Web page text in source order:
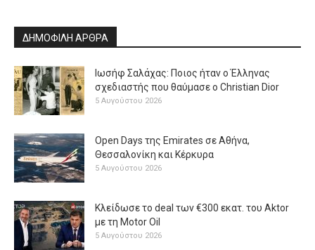
ΔΗΜΟΦΙΛΗ ΑΡΘΡΑ
Ιωσήφ Σαλάχας: Ποιος ήταν ο Έλληνας
σχεδιαστής που θαύμασε ο Christian Dior
5 Αυγούστου 2026
Open Days της Emirates σε Αθήνα,
Θεσσαλονίκη και Κέρκυρα
5 Αυγούστου 2026
Κλείδωσε το deal των €300 εκατ. του Aktor
με τη Μotor Oil
5 Αυγούστου 2026